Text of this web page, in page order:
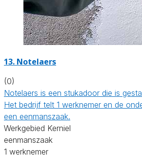
13. Notelaers
(0)
Notelaers is een stukadoor die is
Het bedrijf telt 1 werknemer en de
een eenmanszaak.
Werkgebied Kerniel
eenmanszaak
1 werknemer